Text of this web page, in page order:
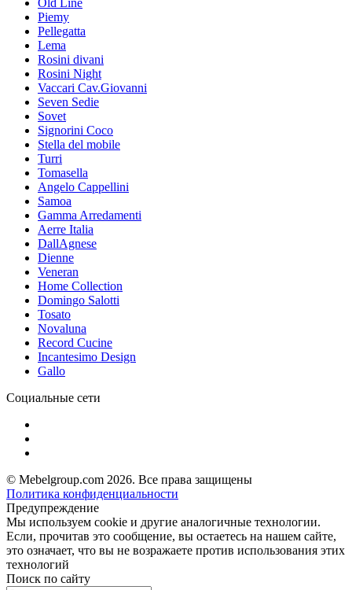
Piemy
Pellegatta
Lema
Rosini divani
Rosini Night
Vaccari Cav.Giovanni
Seven Sedie
Sovet
Signorini Coco
Stella del mobile
Turri
Tomasella
Angelo Cappellini
Samoa
Gamma Arredamenti
Aerre Italia
DallAgnese
Dienne
Veneran
Home Collection
Domingo Salotti
Tosato
Novaluna
Record Cucine
Incantesimo Design
Gallo
Социальные сети
© Mebelgroup.com 2026. Все права защищены
Политика конфиденциальности
Предупреждение
Мы используем cookie и другие аналогичные технологии.
Если, прочитав это сообщение, вы остаетесь на нашем сайте,
это означает, что вы не возражаете против использования этих
технологий
Поиск по сайту